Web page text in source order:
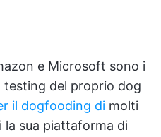
e Microsoft sono i
del proprio dog
il dogfooding di molti
sua piattaforma di